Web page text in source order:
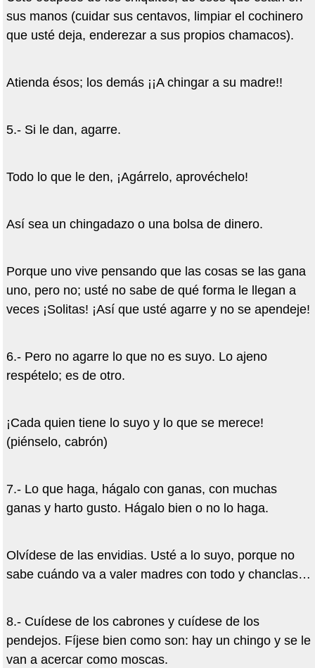
sus manos (cuidar sus centavos, limpiar el cochinero
que usté deja, enderezar a sus propios chamacos).
Atienda ésos; los demás ¡¡A chingar a su madre!!
5.- Si le dan, agarre.
Todo lo que le den, ¡Agárrelo, aprovéchelo!
Así sea un chingadazo o una bolsa de dinero.
Porque uno vive pensando que las cosas se las gana
uno, pero no; usté no sabe de qué forma le llegan a
veces ¡Solitas! ¡Así que usté agarre y no se apendeje!
6.- Pero no agarre lo que no es suyo. Lo ajeno
respételo; es de otro.
¡Cada quien tiene lo suyo y lo que se merece!
(piénselo, cabrón)
7.- Lo que haga, hágalo con ganas, con muchas
ganas y harto gusto. Hágalo bien o no lo haga.
Olvídese de las envidias. Usté a lo suyo, porque no
sabe cuándo va a valer madres con todo y chanclas…
8.- Cuídese de los cabrones y cuídese de los
pendejos. Fíjese bien como son: hay un chingo y se le
van a acercar como moscas.